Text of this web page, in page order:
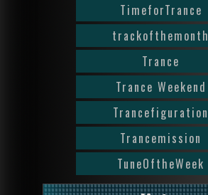
TimeforTrance
trackofthemonth
Trance
Trance Weekend
Trancefiguration
Trancemission
TuneOftheWeek